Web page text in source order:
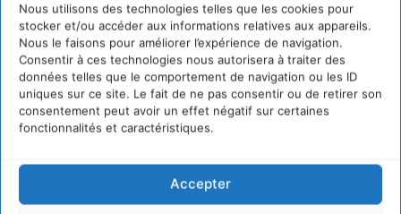
Nous utilisons des technologies telles que les cookies pour
stocker et/ou accéder aux informations relatives aux appareils.
Nous le faisons pour améliorer l’expérience de navigation.
Consentir à ces technologies nous autorisera à traiter des
données telles que le comportement de navigation ou les ID
uniques sur ce site. Le fait de ne pas consentir ou de retirer son
consentement peut avoir un effet négatif sur certaines
fonctionnalités et caractéristiques.
Accepter
Sur Cdurable